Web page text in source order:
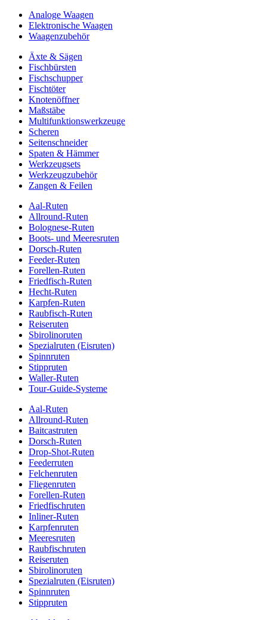
Analoge Waagen
Elektronische Waagen
Waagenzubehör
Äxte & Sägen
Fischbürsten
Fischschupper
Fischtöter
Knotenöffner
Maßstäbe
Multifunktionswerkzeuge
Scheren
Seitenschneider
Spaten & Hämmer
Werkzeugsets
Werkzeugzubehör
Zangen & Feilen
Aal-Ruten
Allround-Ruten
Bolognese-Ruten
Boots- und Meeresruten
Dorsch-Ruten
Feeder-Ruten
Forellen-Ruten
Friedfisch-Ruten
Hecht-Ruten
Karpfen-Ruten
Raubfisch-Ruten
Reiseruten
Sbirolinoruten
Spezialruten (Eisruten)
Spinnruten
Stippruten
Waller-Ruten
Tour-Guide-Systeme
Aal-Ruten
Allround-Ruten
Baitcastruten
Dorsch-Ruten
Drop-Shot-Ruten
Feederruten
Felchenruten
Fliegenruten
Forellen-Ruten
Friedfischruten
Inliner-Ruten
Karpfenruten
Meeresruten
Raubfischruten
Reiseruten
Sbirolinoruten
Spezialruten (Eisruten)
Spinnruten
Stippruten